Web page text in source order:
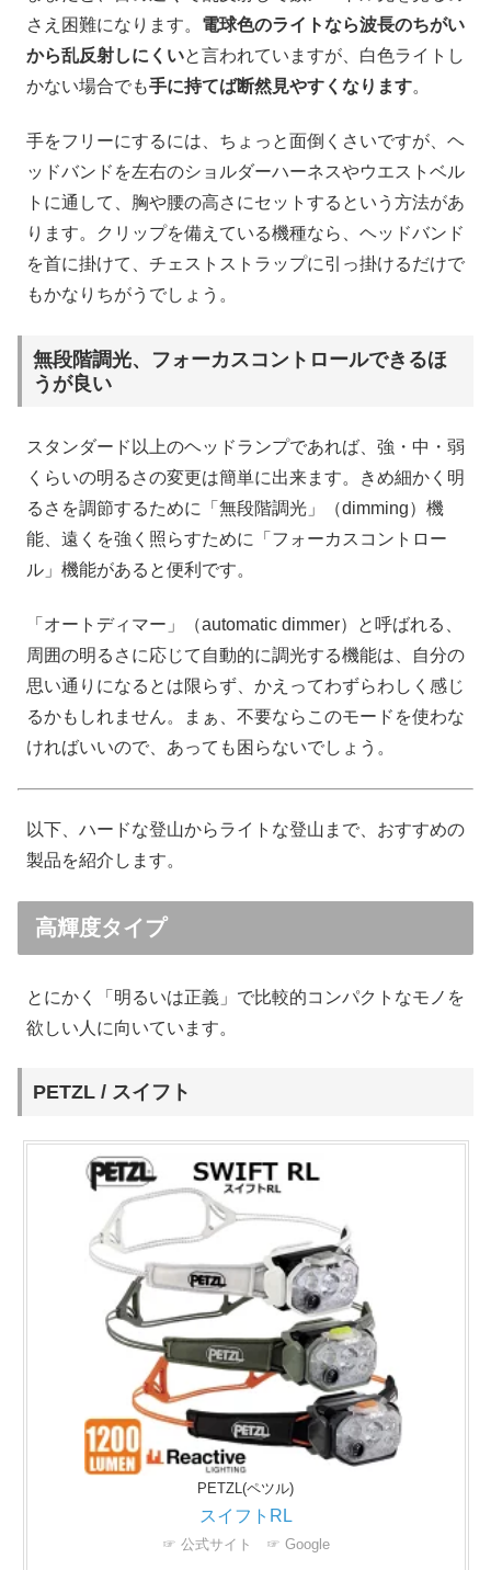
さえ困難になります。 電球色のライトなら波長のちがい
から乱反射しにくいと言われていますが、白色ライトし
かない場合でも手に持てば断然見やすくなります。
手をフリーにするには、ちょっと面倒くさいですが、ヘ
ッドバンドを左右のショルダーハーネスやウエストベル
トに通して、胸や腰の高さにセットするという方法があ
ります。クリップを備えている機種なら、ヘッドバンド
を首に掛けて、チェストストラップに引っ掛けるだけで
もかなりちがうでしょう。
無段階調光、フォーカスコントロールできるほ
うが良い
スタンダード以上のヘッドランプであれば、強・中・弱
くらいの明るさの変更は簡単に出来ます。きめ細かく明
るさを調節するために「無段階調光」（dimming）機
能、遠くを強く照らすために「フォーカスコントロー
ル」機能があると便利です。
「オートディマー」（automatic dimmer）と呼ばれる、
周囲の明るさに応じて自動的に調光する機能は、自分の
思い通りになるとは限らず、かえってわずらわしく感じ
るかもしれません。まぁ、不要ならこのモードを使わな
ければいいので、あっても困らないでしょう。
以下、ハードな登山からライトな登山まで、おすすめの
製品を紹介します。
高輝度タイプ
とにかく「明るいは正義」で比較的コンパクトなモノを
欲しい人に向いています。
PETZL / スイフト
PETZL(ペツル)
スイフトRL
☞ 公式サイト ☞ Google